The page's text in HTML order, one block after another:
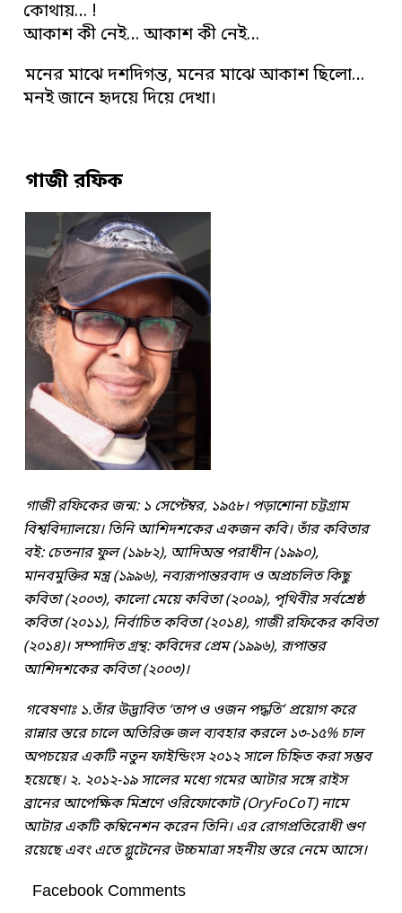
কোথায়… !
আকাশ কী নেই… আকাশ কী নেই…
মনের মাঝে দশদিগন্ত, মনের মাঝে আকাশ ছিলো…
মনই জানে হৃদয়ে দিয়ে দেখা।
গাজী রফিক
গাজী রফিকের জন্ম: ১ সেপ্টেম্বর, ১৯৫৮। পড়াশোনা চট্টগ্রাম
বিশ্ববিদ্যালয়ে। তিনি আশিদশকের একজন কবি। তাঁর কবিতার
বই: চেতনার ফুল (১৯৮২), আদিঅন্ত পরাধীন (১৯৯০),
মানবমুক্তির মন্ত্র (১৯৯৬), নব্যরূপান্তরবাদ ও অপ্রচলিত কিছু
কবিতা (২০০৩), কালো মেয়ে কবিতা (২০০৯), পৃথিবীর সর্বশ্রেষ্ঠ
কবিতা (২০১১), নির্বাচিত কবিতা (২০১৪), গাজী রফিকের কবিতা
(২০১৪)। সম্পাদিত গ্রন্থ: কবিদের প্রেম (১৯৯৬), রূপান্তর
আশিদশকের কবিতা (২০০৩)।
গবেষণাঃ ১.তাঁর উদ্ভাবিত ‘তাপ ও ওজন পদ্ধতি’ প্রয়োগ করে
রান্নার স্তরে চালে অতিরিক্ত জল ব্যবহার করলে ১৩-১৫% চাল
অপচয়ের একটি নতুন ফাইন্ডিংস ২০১২ সালে চিহ্নিত করা সম্ভব
হয়েছে। ২. ২০১২-১৯ সালের মধ্যে গমের আটার সঙ্গে রাইস
ব্রানের আপেক্ষিক মিশ্রণে ওরিফোকোট (OryFoCoT) নামে
আটার একটি কম্বিনেশন করেন তিনি। এর রোগপ্রতিরোধী গুণ
রয়েছে এবং এতে গ্লুটেনের উচ্চমাত্রা সহনীয় স্তরে নেমে আসে।
Facebook Comments